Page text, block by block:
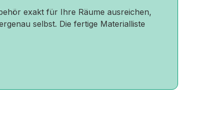
exakt für Ihre Räume ausreichen,
selbst. Die fertige Materialliste